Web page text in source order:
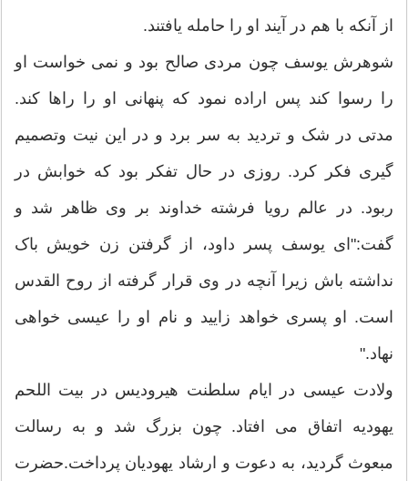
از آنکه با هم در آیند او را حامله یافتند.
شوهرش یوسف چون مردی صالح بود و نمی خواست او
را رسوا کند پس اراده نمود که پنهانی او را راها کند.
مدتی در شک و تردید به سر برد و در این نیت وتصمیم
گیری فکر کرد. روزی در حال تفکر بود که خوابش در
ربود. در عالم رویا فرشته خداوند بر وی ظاهر شد و
گفت:"ای یوسف پسر داود، از گرفتن زن خویش باک
نداشته باش زیرا آنچه در وی قرار گرفته از روح القدس
است. او پسری خواهد زایید و نام او را عیسی خواهی
نهاد."
ولادت عیسی در ایام سلطنت هیرودیس در بیت اللحم
یهودیه اتفاق می افتاد. چون بزرگ شد و به رسالت
مبعوث گردید، به دعوت و ارشاد یهودیان پرداخت.حضرت